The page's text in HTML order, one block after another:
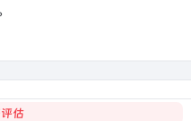
估